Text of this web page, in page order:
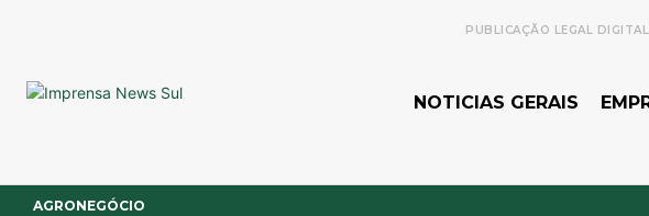
PUBLICAÇÃO LEGAL DIGITAL
NOTICIAS GERAIS
AGRONEGÓCIO